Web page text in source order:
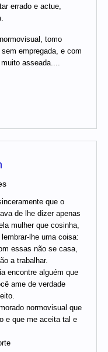
errado e actue,
tomo
empregada, e com
asseada....
que o
de lhe dizer apenas
mulher que cosinha,
lhe uma coisa:
essas não se casa,
a trabalhar.
encontre alguém que
ame de verdade
normovisual que
e que me aceita tal e